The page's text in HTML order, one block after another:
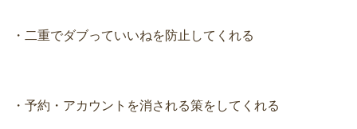
・二重でダブっていいねを防止してくれる
・予約・アカウントを消される策をしてくれる